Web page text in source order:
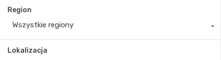
Region
Wszystkie regiony
Lokalizacja